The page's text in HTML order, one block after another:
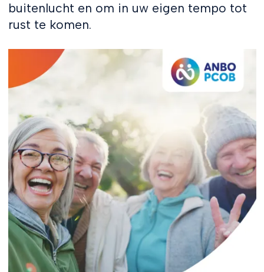
buitenlucht en om in uw eigen tempo tot
rust te komen.